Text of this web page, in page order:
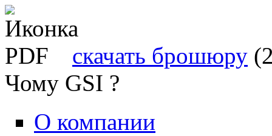
скачать брошюру
Чому GSI ?
О компании